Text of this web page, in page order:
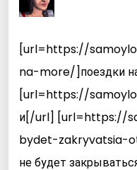
[url=https://
na-more/]поездки
[url=https://
и[/url] [url=https://
bydet-zakryvatsia-
не будет